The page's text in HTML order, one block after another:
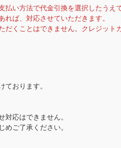
い方法で代金引換を選択したうえ
ば、対応させていただきます。
くことはできません。クレジット
ております。
応はできません。
ご了承ください。